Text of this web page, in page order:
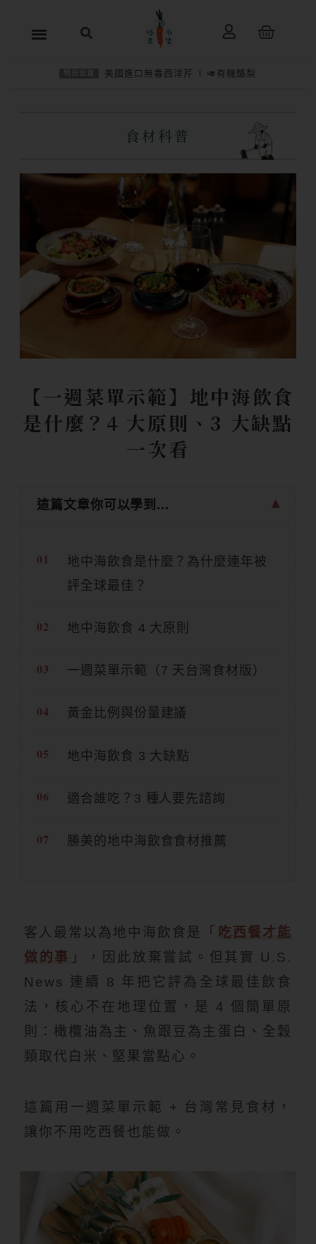
購
美國進口無毒西洋芹 🥑有機酪梨
食材科普
【一週菜單示範】地中海飲食
是什麼？4 大原則、3 大缺點
一次看
這篇文章你可以學到...
地中海飲食是什麼？為什麼連年被
評全球最佳？
地中海飲食 4 大原則
一週菜單示範（7 天台灣食材版）
黃金比例與份量建議
地中海飲食 3 大缺點
適合誰吃？3 種人要先諮詢
勝美的地中海飲食食材推薦
客人最常以為地中海飲食是「
吃西餐才能
做的事 」，因此放棄嘗試。但其實 U.S.
News 連續 8 年把它評為全球最佳飲食
法，核心不在地理位置，是 4 個簡單原
則：橄欖油為主、魚跟豆為主蛋白、全穀
類取代白米、堅果當點心。
這篇用一週菜單示範 + 台灣常見食材，
讓你不用吃西餐也能做。